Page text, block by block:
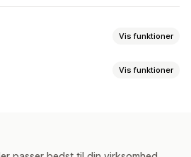
Vis funktioner
Vis funktioner